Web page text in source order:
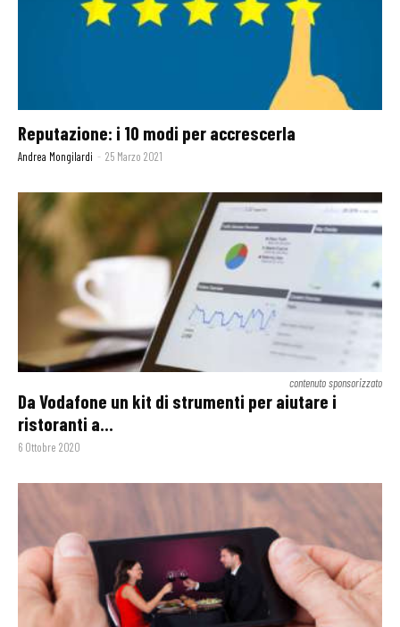
Reputazione: i 10 modi per accrescerla
Andrea Mongilardi - 25 Marzo 2021
contenuto sponsorizzato
Da Vodafone un kit di strumenti per aiutare i
ristoranti a...
6 Ottobre 2020